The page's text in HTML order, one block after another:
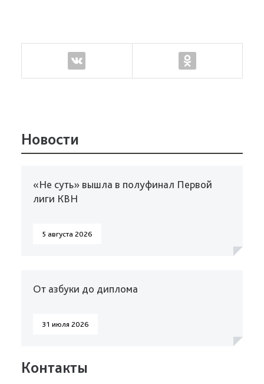
Новости
«Не суть» вышла в полуфинал Первой
лиги КВН
5 августа 2026
От азбуки до диплома
31 июля 2026
Контакты